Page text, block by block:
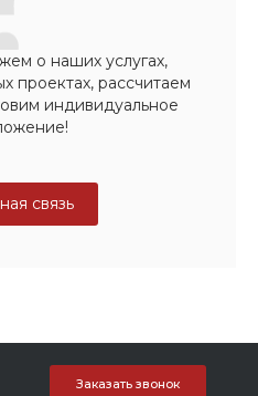
о наших услугах,
проектах, рассчитаем
индивидуальное
связь
Заказать звонок